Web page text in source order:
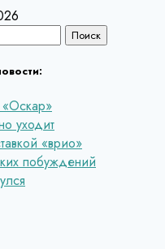
уходит
«врио»
побуждений